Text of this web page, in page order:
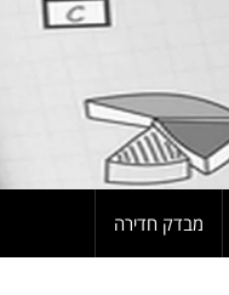
מבדק חדירה